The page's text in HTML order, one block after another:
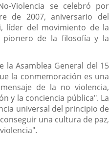
Violencia se celebró por
de 2007, aniversario del
líder del movimiento de la
pionero de la filosofía y la
la Asamblea General del 15
la conmemoración es una
de la no violencia,
y la conciencia pública". La
universal del principio de
una cultura de paz,